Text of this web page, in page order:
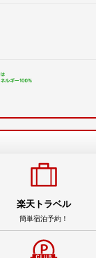
楽天トラベル
簡単宿泊予約！